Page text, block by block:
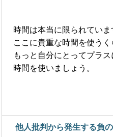
時間は本当に限られていま
ここに貴重な時間を使うく
もっと自分にとってプラス
時間を使いましょう。
他人批判から発生する負